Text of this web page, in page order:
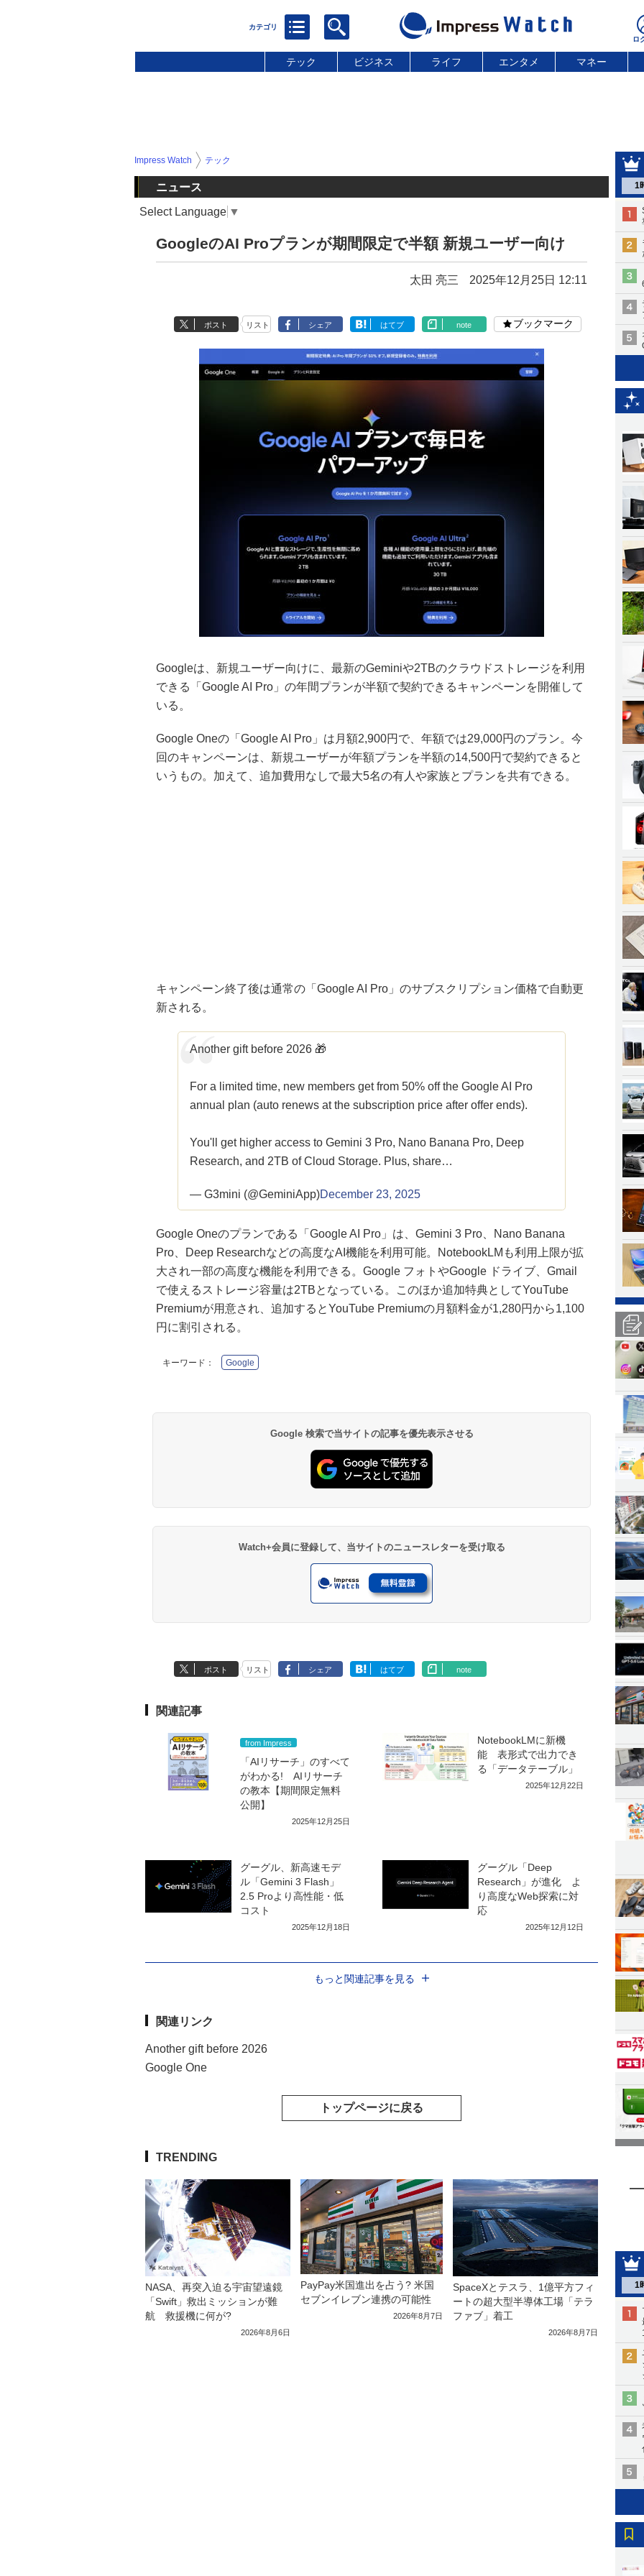
テック ビジネス ライフ エンタメ マネー
1
1
Impress Watch テック
ニュース
Select Language ▼
GoogleのAI Proプランが期間限定で半額 新規ユーザー向け
太田 亮三 2025年12月25日 12:11
ポスト リスト シェア はてブ note ブックマーク
Googleは、新規ユーザー向けに、最新のGeminiや2TBのクラウドストレージを利用
できる「Google AI Pro」の年間プランが半額で契約できるキャンペーンを開催して
いる。
Google Oneの「Google AI Pro」は月額2,900円で、年額では29,000円のプラン。今
回のキャンペーンは、新規ユーザーが年額プランを半額の14,500円で契約できると
いうもの。加えて、追加費用なしで最大5名の有人や家族とプランを共有できる。
キャンペーン終了後は通常の「Google AI Pro」のサブスクリプション価格で自動更
新される。
Another gift before 2026 🎁
For a limited time, new members get from 50% off the Google AI Pro
annual plan (auto renews at the subscription price after offer ends).
You'll get higher access to Gemini 3 Pro, Nano Banana Pro, Deep
Research, and 2TB of Cloud Storage. Plus, share…
— G3mini (@GeminiApp)December 23, 2025
Google Oneのプランである「Google AI Pro」は、Gemini 3 Pro、Nano Banana
Pro、Deep Researchなどの高度なAI機能を利用可能。NotebookLMも利用上限が拡
大され一部の高度な機能を利用できる。Google フォトやGoogle ドライブ、Gmail
で使えるストレージ容量は2TBとなっている。このほか追加特典としてYouTube
Premiumが用意され、追加するとYouTube Premiumの月額料金が1,280円から1,100
円に割引される。
キーワード： Google
Google 検索で当サイトの記事を優先表示させる
Watch+会員に登録して、当サイトのニュースレターを受け取る
ポスト リスト シェア はてブ note
関連記事
from Impress
「AIリサーチ」のすべて
がわかる! AIリサーチ
の教本【期間限定無料
公開】
2025年12月25日
NotebookLMに新機
能 表形式で出力でき
る「データテーブル」
2025年12月22日
グーグル、新高速モデ
ル「Gemini 3 Flash」
2.5 Proより高性能・低
コスト
2025年12月18日
グーグル「Deep
Research」が進化 よ
り高度なWeb探索に対
応
2025年12月12日
もっと関連記事を見る
関連リンク
Another gift before 2026
Google One
トップページに戻る
TRENDING
NASA、再突入迫る宇宙望遠鏡
「Swift」救出ミッションが難
航 救援機に何が?
2026年8月6日
PayPay米国進出を占う? 米国
セブンイレブン連携の可能性
2026年8月7日
SpaceXとテスラ、1億平方フィ
ートの超大型半導体工場「テラ
ファブ」着工
2026年8月7日